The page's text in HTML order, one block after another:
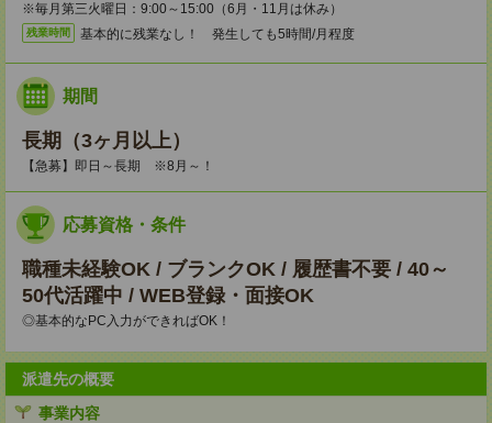
※毎月第三火曜日：9:00～15:00（6月・11月は休み）
残業時間 基本的に残業なし！ 発生しても5時間/月程度
期間
長期（3ヶ月以上）
【急募】即日～長期 ※8月～！
応募資格・条件
職種未経験OK / ブランクOK / 履歴書不要 / 40～
50代活躍中 / WEB登録・面接OK
◎基本的なPC入力ができればOK！
派遣先の概要
事業内容